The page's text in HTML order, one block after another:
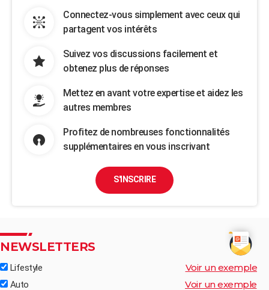
Connectez-vous simplement avec ceux qui
partagent vos intérêts
Suivez vos discussions facilement et
obtenez plus de réponses
Mettez en avant votre expertise et aidez les
autres membres
Profitez de nombreuses fonctionnalités
supplémentaires en vous inscrivant
S'INSCRIRE
NEWSLETTERS
Lifestyle Voir un exemple
Auto Voir un exemple